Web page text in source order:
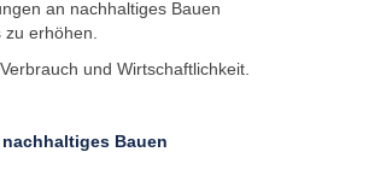
an nachhaltiges Bauen
erhöhen.
und Wirtschaftlichkeit.
Bauen